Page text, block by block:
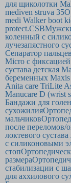
для щиколотки
mediven struva 35
medi Walker boot
protect.CSB
коленный с
лучезапястного
Сепаратор
Micro с
сустава детская
беременных
Anita care TriLite
Manucare D (wrist
Бандажи для
сухожилия
мальчиков
после переломов/
локтевого
с cиликоновыми
стоп
размера
стабилизации с
для аххилового